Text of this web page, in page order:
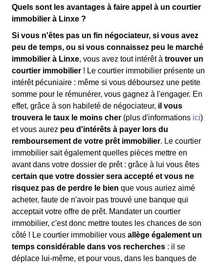
Quels sont les avantages à faire appel à un courtier
immobilier à Linxe ?
Si vous n'êtes pas un fin négociateur, si vous avez
peu de temps, ou si vous connaissez peu le marché
immobilier à Linxe, vous avez tout intérêt à trouver un
courtier immobilier ! Le courtier immobilier présente un
intérêt pécuniaire : même si vous déboursez une petite
somme pour le rémunérer, vous gagnez à l'engager. En
effet, grâce à son habileté de négociateur, il vous
trouvera le taux le moins cher (plus d'informations ici)
et vous aurez peu d'intérêts à payer lors du
remboursement de votre prêt immobilier. Le courtier
immobilier sait également quelles pièces mettre en
avant dans votre dossier de prêt : grâce à lui vous êtes
certain que votre dossier sera accepté et vous ne
risquez pas de perdre le bien que vous auriez aimé
acheter, faute de n'avoir pas trouvé une banque qui
acceptait votre offre de prêt. Mandater un courtier
immobilier, c'est donc mettre toutes les chances de son
côté ! Le courtier immobilier vous allège également un
temps considérable dans vos recherches : il se
déplace lui-même, et pour vous, dans les banques de